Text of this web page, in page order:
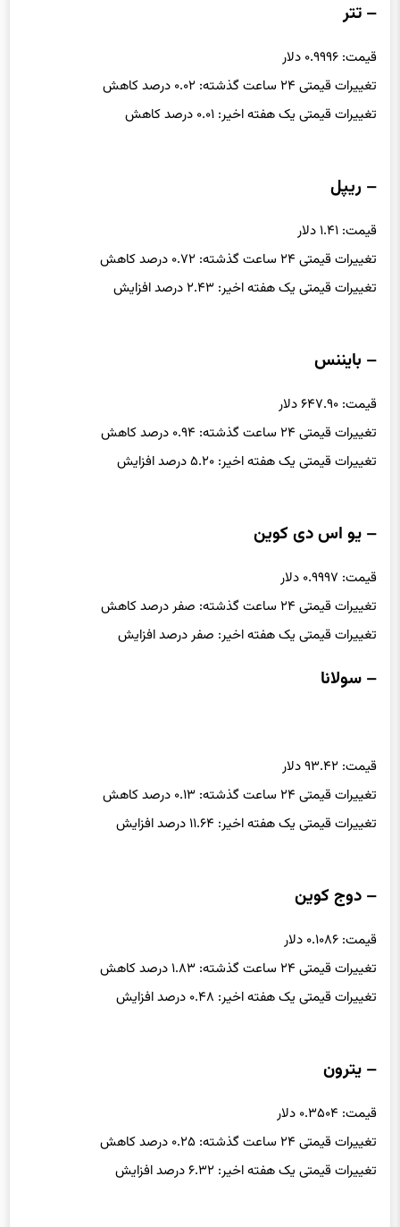
– تتر
قیمت: ۰.۹۹۹۶ دلار
تغییرات قیمتی ۲۴ ساعت گذشته: ۰.۰۲ درصد کاهش
تغییرات قیمتی یک هفته اخیر: ۰.۰۱ درصد کاهش
– ریپل
قیمت: ۱.۴۱ دلار
تغییرات قیمتی ۲۴ ساعت گذشته: ۰.۷۲ درصد کاهش
تغییرات قیمتی یک هفته اخیر: ۲.۴۳ درصد افزایش
– بایننس
قیمت: ۶۴۷.۹۰ دلار
تغییرات قیمتی ۲۴ ساعت گذشته: ۰.۹۴ درصد کاهش
تغییرات قیمتی یک هفته اخیر: ۵.۲۰ درصد افزایش
– یو اس دی کوین
قیمت: ۰.۹۹۹۷ دلار
تغییرات قیمتی ۲۴ ساعت گذشته: صفر درصد کاهش
تغییرات قیمتی یک هفته اخیر: صفر درصد افزایش
– سولانا
قیمت: ۹۳.۴۲ دلار
تغییرات قیمتی ۲۴ ساعت گذشته: ۰.۱۳ درصد کاهش
تغییرات قیمتی یک هفته اخیر: ۱۱.۶۴ درصد افزایش
– دوج کوین
قیمت: ۰.۱۰۸۶ دلار
تغییرات قیمتی ۲۴ ساعت گذشته: ۱.۸۳ درصد کاهش
تغییرات قیمتی یک هفته اخیر: ۰.۴۸ درصد افزایش
– یترون
قیمت: ۰.۳۵۰۴ دلار
تغییرات قیمتی ۲۴ ساعت گذشته: ۰.۲۵ درصد کاهش
تغییرات قیمتی یک هفته اخیر: ۶.۳۲ درصد افزایش